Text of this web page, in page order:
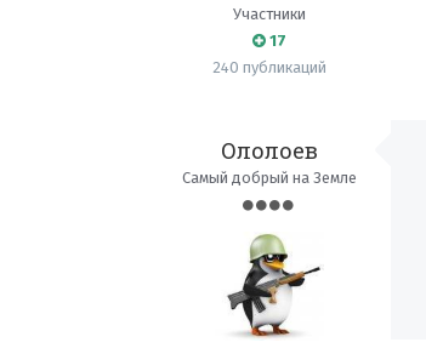
Участники
17
240 публикаций
Ололоев
Самый добрый на Земле